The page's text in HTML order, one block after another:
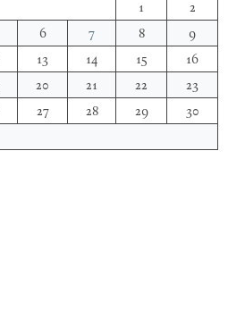
1
2
6 7 8
9
13 14 15
16
20 21 22
23
27 28 29
30